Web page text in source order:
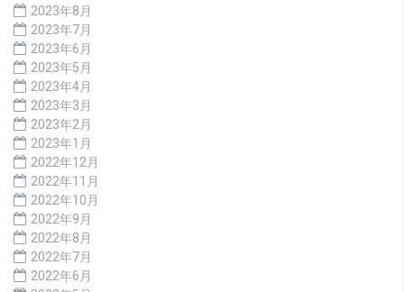
2023年8月
2023年7月
2023年6月
2023年5月
2023年4月
2023年3月
2023年2月
2023年1月
2022年12月
2022年11月
2022年10月
2022年9月
2022年8月
2022年7月
2022年6月